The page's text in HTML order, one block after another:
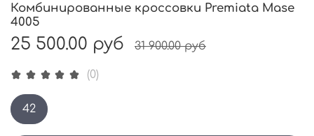
(0)
Комбинированные кроссовки Premiata Mase
4005
25 500.00 руб 31 900.00 руб
42